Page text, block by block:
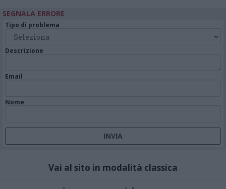
SEGNALA ERRORE
Tipo di problema
Descrizione
Email
Nome
Vai al sito in modalità classica